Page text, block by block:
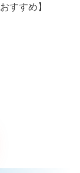
すすめ】